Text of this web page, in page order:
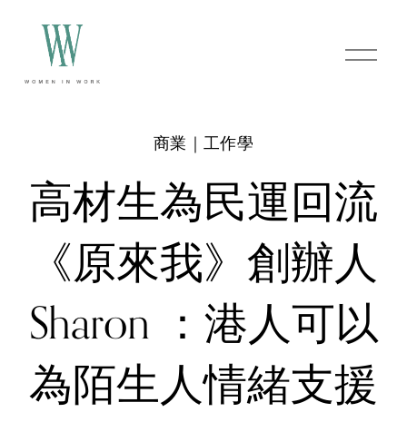
O
p
高材生為民運回流
《原來我》創辦人
Sharon ：港人可以
為陌生人情緒支援
商業｜工作學